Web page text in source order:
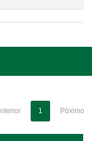
1 Póximo